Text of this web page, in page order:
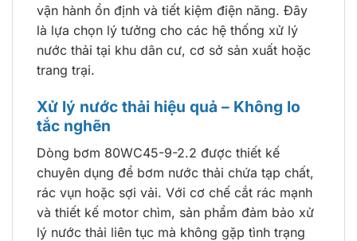
vận hành ổn định và tiết kiệm điện năng. Đây
là lựa chọn lý tưởng cho các hệ thống xử lý
nước thải tại khu dân cư, cơ sở sản xuất hoặc
trang trại.
Xử lý nước thải hiệu quả – Không lo
tắc nghẽn
Dòng bơm 80WC45-9-2.2 được thiết kế
chuyên dụng để bơm nước thải chứa tạp chất,
rác vụn hoặc sợi vải. Với cơ chế cắt rác mạnh
và thiết kế motor chìm, sản phẩm đảm bảo xử
lý nước thải liên tục mà không gặp tình trạng